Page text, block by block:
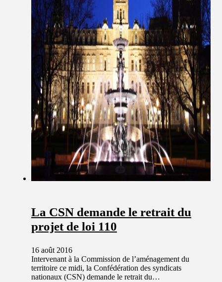
La CSN demande le retrait du
projet de loi 110
16 août 2016
Intervenant à la Commission de l’aménagement du
territoire ce midi, la Confédération des syndicats
nationaux (CSN) demande le retrait du…